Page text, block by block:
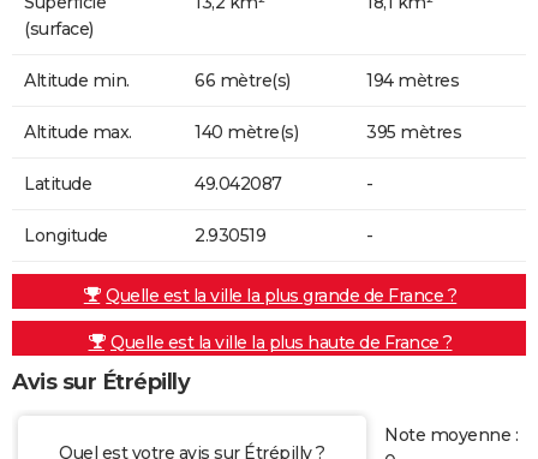
(surface)
Altitude min. 66 mètre(s) 194 mètres
Altitude max. 140 mètre(s) 395 mètres
Latitude 49.042087 -
Longitude 2.930519 -
Quelle est la ville la plus grande de France ?
Quelle est la ville la plus haute de France ?
Avis sur Étrépilly
Quel est votre avis sur Étrépilly ?
Note moyenne :